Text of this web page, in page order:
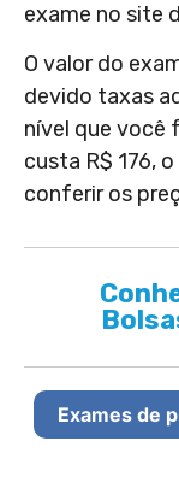
exame no site
O valor do
devido taxas
nível que você
custa R$ 176, o
conferir os
Exames de